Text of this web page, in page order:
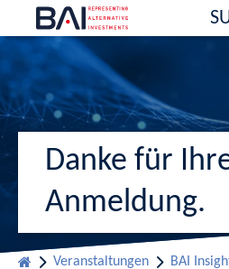
Danke für
Anmeldung.
Veranstaltungen
BAI